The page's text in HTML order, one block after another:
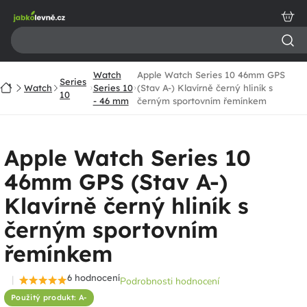
obsah
DomůWatch
Series
10
Watch
Series 10
- 46 mm
Apple Watch Series 10 46mm GPS
(Stav A-) Klavírně černý hliník s
černým sportovním řemínkem
Apple Watch Series 10
46mm GPS (Stav A-)
Klavírně černý hliník s
černým sportovním
řemínkem
Použitý produkt: A-
Průměrné
6 hodnoceníPodrobnosti hodnocení